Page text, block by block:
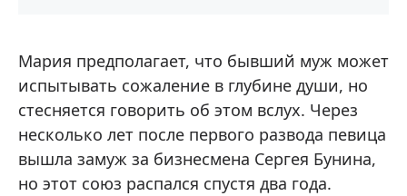
Мария предполагает, что бывший муж может
испытывать сожаление в глубине души, но
стесняется говорить об этом вслух. Через
несколько лет после первого развода певица
вышла замуж за бизнесмена Сергея Бунина,
но этот союз распался спустя два года.